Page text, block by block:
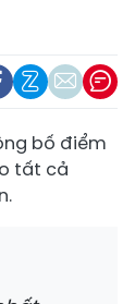
bố điểm
tất cả